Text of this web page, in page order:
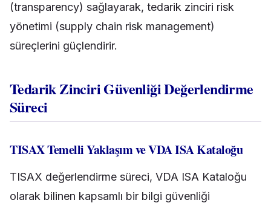
(transparency) sağlayarak, tedarik zinciri risk
yönetimi (supply chain risk management)
süreçlerini güçlendirir.
Tedarik Zinciri Güvenliği Değerlendirme
Süreci
TISAX Temelli Yaklaşım ve VDA ISA Kataloğu
TISAX değerlendirme süreci, VDA ISA Kataloğu
olarak bilinen kapsamlı bir bilgi güvenliği